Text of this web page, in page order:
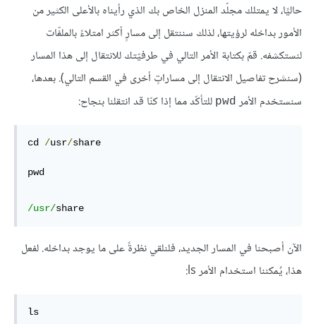
حاليًا، لا يمتلك مجلّد المنزل الخاص بك الذي رأيناه بالأعلى الكثير من
الأمور بداخله لرؤيتها، لذلك سننتقل إلى مسارٍ أكثر امتلاءً بالملفّات
لنستكشفه. قمّ بكتابة الأمر التالي في طرفيّتك للانتقال إلى هذا المسار
(سنشرح تفاصيل الانتقال إلى مساراتٍ أخرى في القسم التالي). بعدها،
سنستخدم الأمر pwd للتأكّد مما إذا كنّا قد انتقلنا بنجاح:
cd /usr/share
/usr/share
الآن أصبحنا في المسار الجديد، فلنلقي نظرةً على ما يوجد بداخله. لفعل
هذا، يُمكننا استخدام الأمر ls:
ls